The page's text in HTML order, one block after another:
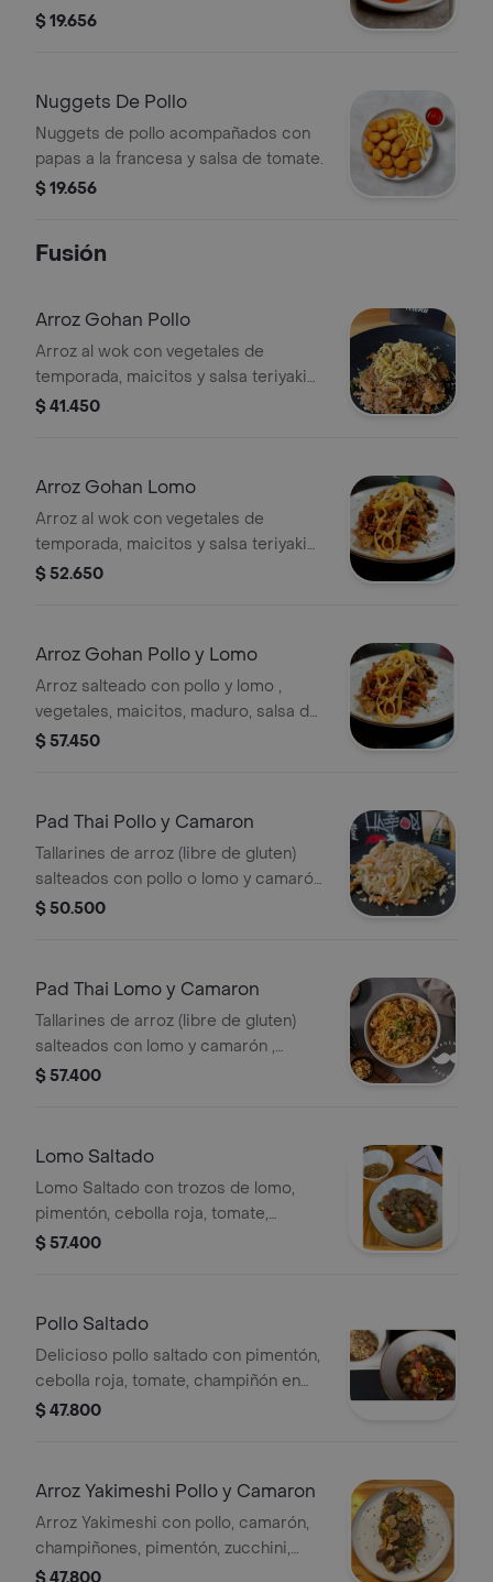
Francesa O Chips De Platano Y Salsa
$ 19.656
Nuggets De Pollo
Nuggets de pollo acompañados con
papas a la francesa y salsa de tomate.
$ 19.656
Fusión
Arroz Gohan Pollo
Arroz al wok con vegetales de
temporada, maicitos y salsa teriyaki
con topping de katsura de tamago.
$ 41.450
Arroz Gohan Lomo
Arroz al wok con vegetales de
temporada, maicitos y salsa teriyaki
con topping de katsura de tamago.
$ 52.650
Arroz Gohan Pollo y Lomo
Arroz salteado con pollo y lomo ,
vegetales, maicitos, maduro, salsa de
la casa y finalizado con tortilla de
$ 57.450
Pad Thai Pollo y Camaron
Tallarines de arroz (libre de gluten)
salteados con pollo o lomo y camarón
, vegetales en una espectacular salsa
$ 50.500
Pad Thai Lomo y Camaron
Tallarines de arroz (libre de gluten)
salteados con lomo y camarón ,
vegetales en una espectacular salsa a
$ 57.400
Lomo Saltado
Lomo Saltado con trozos de lomo,
pimentón, cebolla roja, tomate,
champiñones y maíz. Incluye un toque
$ 57.400
Pollo Saltado
Delicioso pollo saltado con pimentón,
cebolla roja, tomate, champiñón en
cortes gruesos, maicitos y el toque
$ 47.800
Arroz Yakimeshi Pollo y Camaron
Arroz Yakimeshi con pollo, camarón,
champiñones, pimentón, zucchini,
cebolla roja, cilantro, edamames y